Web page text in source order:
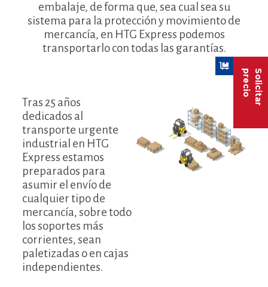
Solicitar
precio
embalaje, de forma que, sea cual sea su
sistema para la protección y movimiento de
mercancía, en HTG Express podemos
transportarlo con todas las garantías.
Tras 25 años
dedicados al
transporte urgente
industrial en HTG
Express estamos
preparados para
asumir el envío de
cualquier tipo de
mercancía, sobre todo
los soportes más
corrientes, sean
paletizadas o en cajas
independientes.